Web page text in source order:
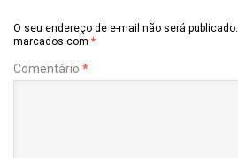
O seu endereço de e-mail não será publicado.
marcados com *
Comentário *